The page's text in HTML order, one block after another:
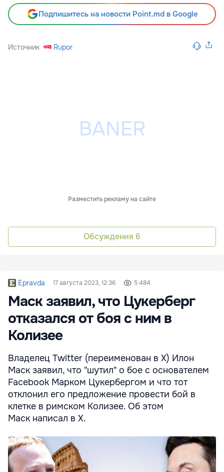
Подпишитесь на новости Point.md в Google
Источник Rupor
Разместить рекламу на сайте
Обсуждения 6
Epravda 17 августа 2023, 12:36 5 484
Маск заявил, что Цукерберг
отказался от боя с ним в
Колизее
Владелец Twitter (переименован в X) Илон
Маск заявил, что "шутил" о бое с основателем
Facebook Марком Цукербергом и что тот
отклонил его предложение провести бой в
клетке в римском Колизее. Об этом
Маск написал в X.